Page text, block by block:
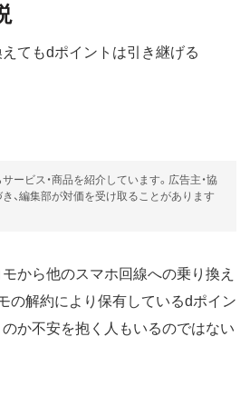
てもdポイントは引き継げる
ービス・商品を紹介しています。広告主・協
、編集部が対価を受け取ることがあります
から他のスマホ回線への乗り換え
の解約により保有しているdポイン
か不安を抱く人もいるのではない